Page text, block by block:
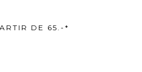
DE 65.-*